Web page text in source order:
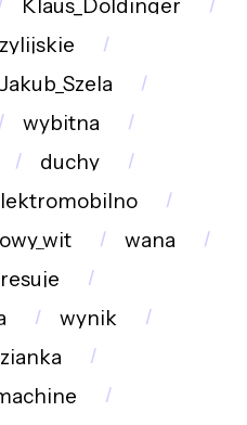
Klaus_Doldinger
Jakub_Szela
wybitna
duchy
wana
wynik